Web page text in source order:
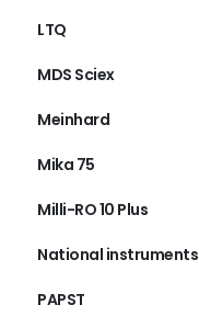
LTQ
MDS Sciex
Meinhard
Mika 75
Milli-RO 10 Plus
National instruments
PAPST